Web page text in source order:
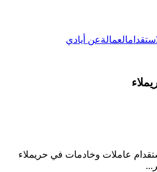
العمالةعن أيادي
عاملات وخادمات في حريملاء